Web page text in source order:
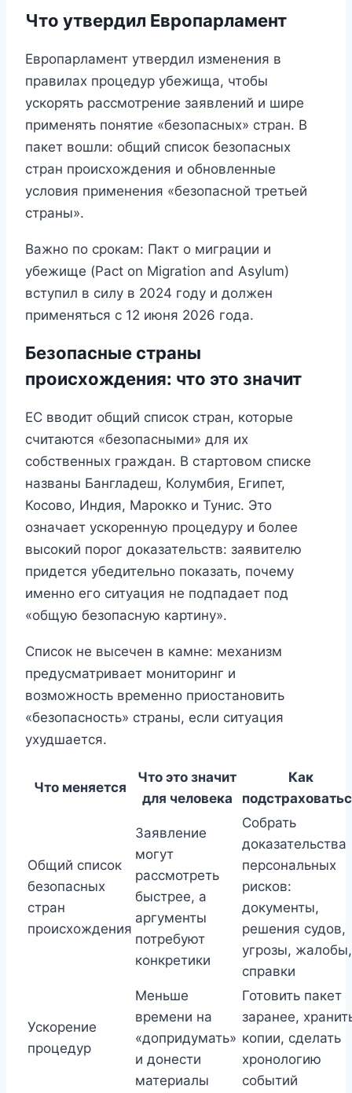
Что утвердил Европарламент
Европарламент утвердил изменения в
правилах процедур убежища, чтобы
ускорять рассмотрение заявлений и шире
применять понятие «безопасных» стран. В
пакет вошли: общий список безопасных
стран происхождения и обновленные
условия применения «безопасной третьей
страны».
Важно по срокам: Пакт о миграции и
убежище (Pact on Migration and Asylum)
вступил в силу в 2024 году и должен
применяться с 12 июня 2026 года.
Безопасные страны
происхождения: что это значит
ЕС вводит общий список стран, которые
считаются «безопасными» для их
собственных граждан. В стартовом списке
названы Бангладеш, Колумбия, Египет,
Косово, Индия, Марокко и Тунис. Это
означает ускоренную процедуру и более
высокий порог доказательств: заявителю
придется убедительно показать, почему
именно его ситуация не подпадает под
«общую безопасную картину».
Список не высечен в камне: механизм
предусматривает мониторинг и
возможность временно приостановить
«безопасность» страны, если ситуация
ухудшается.
Что меняется
Что это значит
для человека
Как
Общий список
безопасных
стран
происхождения
Заявление
могут
рассмотреть
быстрее, а
аргументы
потребуют
конкретики
Собрать
доказательства
персональных
рисков:
документы,
решения судов,
угрозы, жалобы,
справки
Ускорение
процедур
Меньше
времени на
«допридумать»
и донести
материалы
Готовить пакет
заранее,
копии, сделать
хронологию
событий